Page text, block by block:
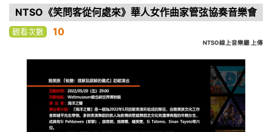
NTSO《笑問客從何處來》華人女作曲家管弦協奏音樂會
觀看次數 10
NTSO線上音樂廳 上傳